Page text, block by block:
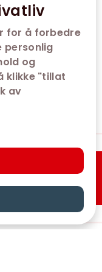
for å forbedre
personlig
og
klikke "tillat
av
Hurtigkjøp